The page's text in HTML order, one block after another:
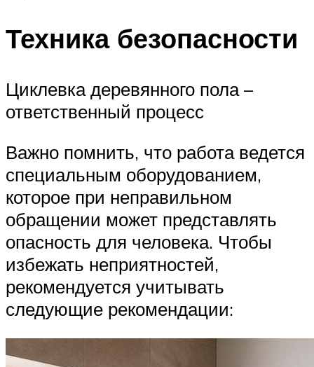
Техника безопасности
Циклевка деревянного пола –
ответственный процесс
Важно помнить, что работа ведется
специальным оборудованием,
которое при неправильном
обращении может представлять
опасность для человека. Чтобы
избежать неприятностей,
рекомендуется учитывать
следующие рекомендации: